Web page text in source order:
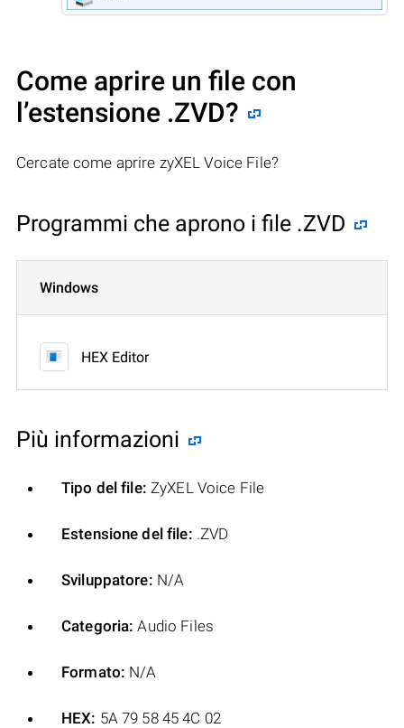
Come aprire un file con
l’estensione .ZVD?
Cercate come aprire zyXEL Voice File?
Programmi che aprono i file .ZVD
Windows
HEX Editor
Più informazioni
Tipo del file: ZyXEL Voice File
Estensione del file: .ZVD
Sviluppatore: N/A
Categoria: Audio Files
Formato: N/A
HEX: 5A 79 58 45 4C 02